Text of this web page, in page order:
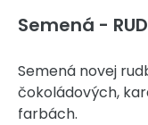
Semená -
Semená novej
čokoládových,
farbách.